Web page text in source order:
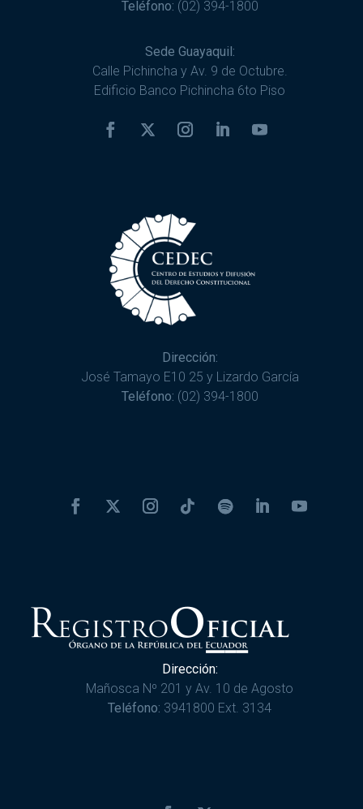
Teléfono: (02) 394-1800
Sede Guayaquil:
Calle Pichincha y Av. 9 de Octubre.
Edificio Banco Pichincha 6to Piso
Dirección:
José Tamayo E10 25 y Lizardo García
Teléfono: (02) 394-1800
Dirección:
Mañosca Nº 201 y Av. 10 de Agosto
Teléfono: 3941800 Ext. 3134